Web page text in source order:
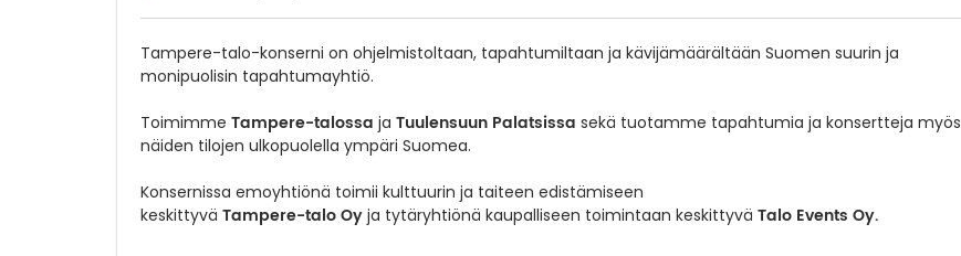
Tampere-talo-konserni on ohjelmistoltaan, tapahtumiltaan ja kävijämäärältään Suomen suurin ja
monipuolisin tapahtumayhtiö.
Toimimme Tampere-talossa ja Tuulensuun Palatsissa sekä tuotamme tapahtumia ja konsertteja myös
näiden tilojen ulkopuolella ympäri Suomea.
Konsernissa emoyhtiönä toimii kulttuurin ja taiteen edistämiseen
keskittyvä Tampere-talo Oy ja tytäryhtiönä kaupalliseen toimintaan keskittyvä Talo Events Oy.